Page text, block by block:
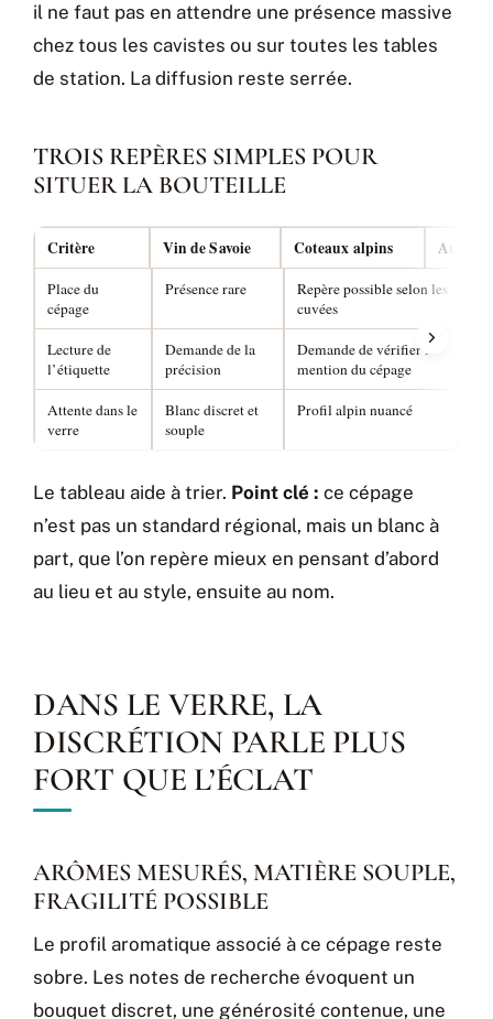
il ne faut pas en attendre une présence massive
chez tous les cavistes ou sur toutes les tables
de station. La diffusion reste serrée.
TROIS REPÈRES SIMPLES POUR
SITUER LA BOUTEILLE
Critère Vin de Savoie Coteaux alpins Autres
Place du
cépage
Présence rare
Repère possible selon les
cuvées
Lecture de
l’étiquette
Demande de la
précision
Demande de vérifier la
mention du cépage
Attente dans le
verre
Blanc discret et
souple
Profil alpin nuancé
Le tableau aide à trier. Point clé : ce cépage
n’est pas un standard régional, mais un blanc à
part, que l’on repère mieux en pensant d’abord
au lieu et au style, ensuite au nom.
DANS LE VERRE, LA
DISCRÉTION PARLE PLUS
FORT QUE L’ÉCLAT
ARÔMES MESURÉS, MATIÈRE SOUPLE,
FRAGILITÉ POSSIBLE
Le profil aromatique associé à ce cépage reste
sobre. Les notes de recherche évoquent un
bouquet discret, une générosité contenue, une